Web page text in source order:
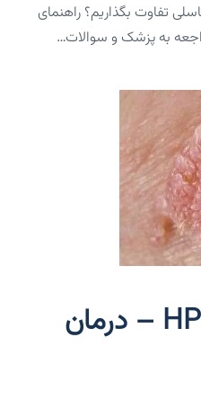
تفاوت بگذاریم؟ راهنمای
به پزشک و سوالات…
زگیل تناسلی – HPV – درمان